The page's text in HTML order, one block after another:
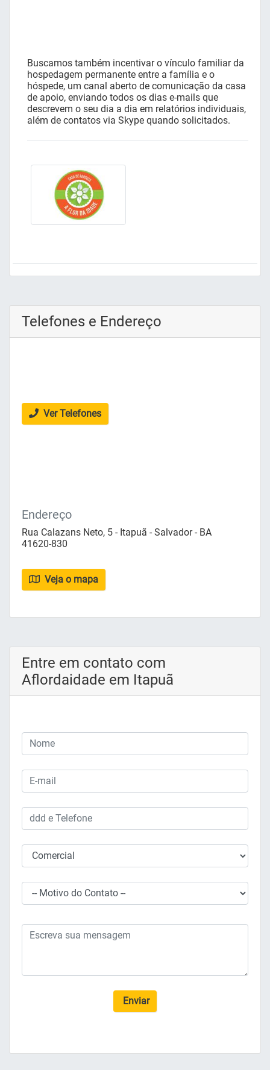
Buscamos também incentivar o vínculo familiar da
hospedagem permanente entre a família e o
hóspede, um canal aberto de comunicação da casa
de apoio, enviando todos os dias e-mails que
descrevem o seu dia a dia em relatórios individuais,
além de contatos via Skype quando solicitados.
Telefones e Endereço
Ver Telefones
Endereço
Rua Calazans Neto, 5 - Itapuã - Salvador - BA
41620-830
Veja o mapa
Entre em contato com
Aflordaidade em Itapuã
Enviar